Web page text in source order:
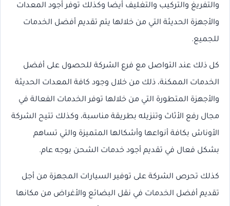
والتفريغ والتركيب والتغليف أيضا وكذلك توفر أجود المعدات
والأجهزة الحديثة التي من خلالها يتم تقديم أفضل الخدمات
للجميع.
كل ذلك عند التواصل مع فرع الشركة للحصول على أفضل
الخدمات الممكنة، ذلك من خلال وجود كافة المعدات الحديثة
والأجهزة المتطورة التي من خلالها توفر الخدمات الفعالة في
مجال رفع الأثاث وتنزيله بطريقة مناسبة، وكذلك تتيح الشركة
الأوناش بكافة أنواعها وأشكالها المتميزة والتي تساهم
بشكل فعال في تقديم أجود خدمات الشحن بوجه عام.
كذلك تحرص الشركة على توفير السيارات المجهزة من أجل
تقديم أفضل الخدمات في نقل البضائع والأغراض من مكانها